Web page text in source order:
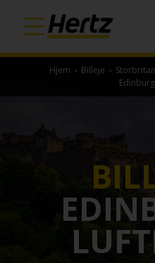
Hjem › Billeje ›